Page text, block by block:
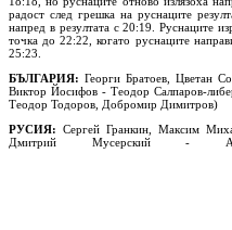
радост след грешка на руснаците
напред в резултата с 20:19. Руснаците
точка до 22:22, когато руснаците
25:23.
БЪЛГАРИЯ: Георги Братоев, Цветан
Виктор Йосифов - Теодор Салпаров-
Теодор Тодоров, Добромир Димитров)
РУСИЯ: Сергей Гранкин, Максим
Дмитрий Мусерский -